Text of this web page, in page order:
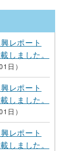
レポート
しました。
日
レポート
しました。
日
レポート
しました。